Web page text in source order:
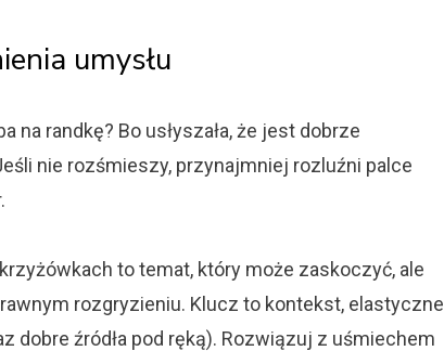
umysłu
na randkę? Bo usłyszała, że jest dobrze
nie rozśmieszy, przynajmniej rozluźni palce
to temat, który może zaskoczyć, ale
rozgryzieniu. Klucz to kontekst, elastyczne
dobre źródła pod ręką). Rozwiązuj z uśmiechem